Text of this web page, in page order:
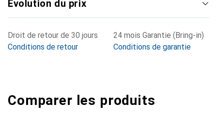
Évolution du prix
Droit de retour de 30 jours
Conditions de retour
24 mois Garantie (Bring-in)
Conditions de garantie
Comparer les produits